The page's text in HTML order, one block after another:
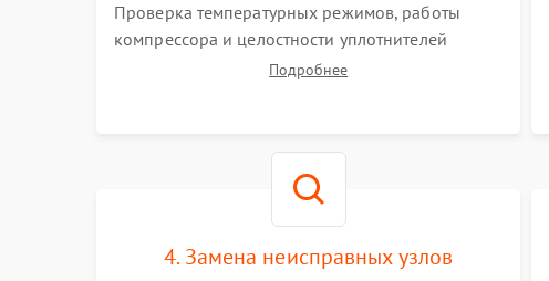
Проверка температурных режимов, работы
компрессора и целостности уплотнителей
дверей. Измерение сопротивления обмоток
Подробнее
4. Замена неисправных узлов